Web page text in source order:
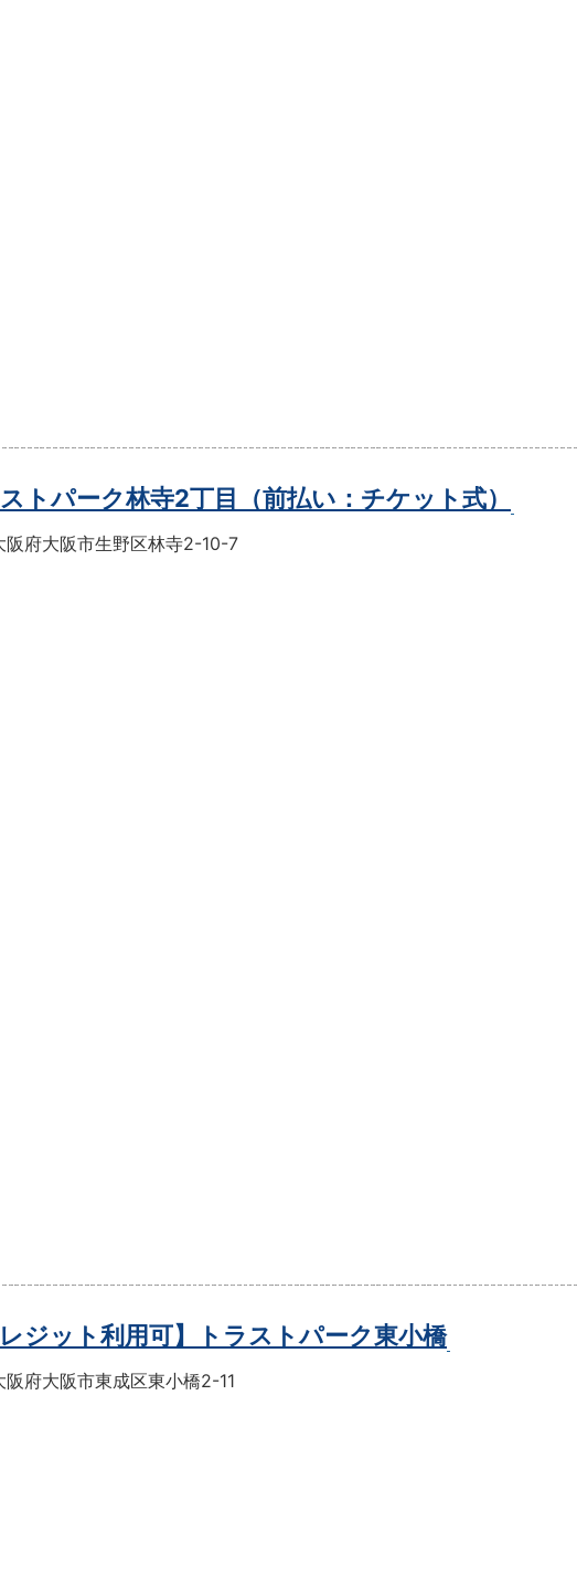
トパーク林寺2丁目（前払い：チケット式）
阪府大阪市生野区林寺2-10-7
ジット利用可】トラストパーク東小橋
阪府大阪市東成区東小橋2-11